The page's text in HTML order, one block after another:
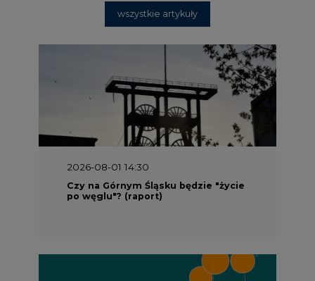
wszystkie artykuły
2026-08-01 14:30
Czy na Górnym Śląsku będzie "życie
po węglu"? (raport)